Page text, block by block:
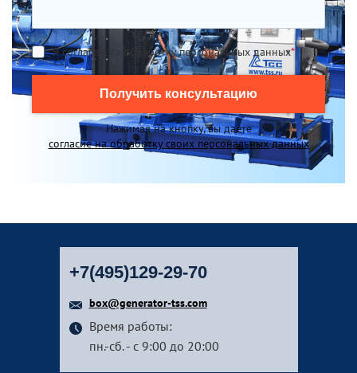
Я согласен на обработку персональных данных*
Получить консультацию
Нажимая на кнопку, вы даете
согласие на обработку своих персональных данных
+7(495)129-29-70
box@generator-tss.com
Время работы:
пн.-сб. - с 9:00 до 20:00